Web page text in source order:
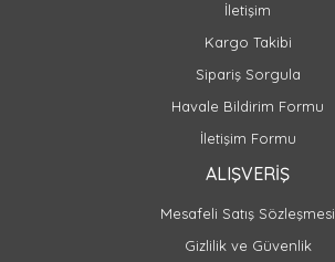
İletişim
Kargo Takibi
Sipariş Sorgula
Havale Bildirim Formu
İletişim Formu
ALIŞVERİŞ
Mesafeli Satış Sözleşmesi
Gizlilik ve Güvenlik